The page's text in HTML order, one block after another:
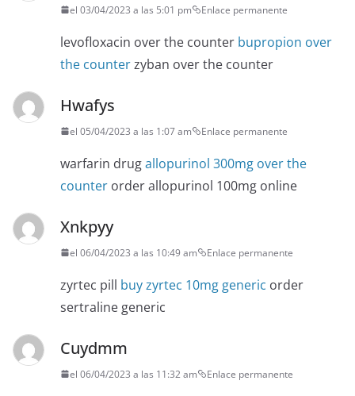
el 03/04/2023 a las 5:01 pm Enlace permanente
levofloxacin over the counter bupropion over
the counterzyban over the counter
Hwafys
el 05/04/2023 a las 1:07 am Enlace permanente
warfarin drugallopurinol 300mg over the
counter order allopurinol 100mg online
Xnkpyy
el 06/04/2023 a las 10:49 am Enlace permanente
zyrtec pill buy zyrtec 10mg generic order
sertraline generic
Cuydmm
el 06/04/2023 a las 11:32 am Enlace permanente